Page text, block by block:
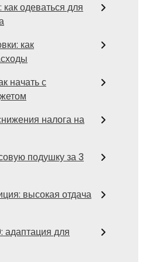
одеваться для
как
начать с
налога на
подушку за 3
высокая отдача
для